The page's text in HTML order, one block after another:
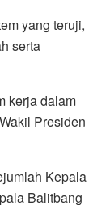
yang teruji,
serta
kerja dalam
Presiden
Kepala
Balitbang